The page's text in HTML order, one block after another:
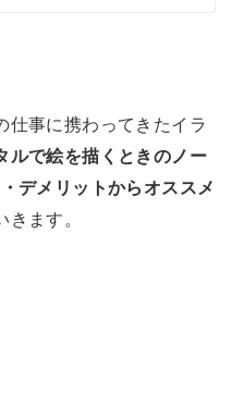
仕事に携わってきたイラ
ルで絵を描くときのノー
デメリットからオススメ
ます。